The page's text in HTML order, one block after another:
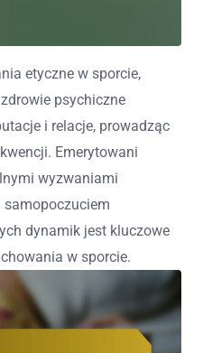
etyczne w sporcie,
psychiczne
i relacje, prowadząc
Emerytowani
wyzwaniami
dynamik jest kluczowe
w sporcie.